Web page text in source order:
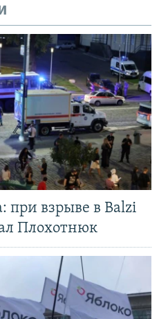
при взрыве в Balzi
Плохотнюк